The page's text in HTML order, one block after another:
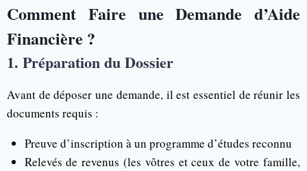
Comment Faire une Demande d’Aide
Financière ?
1. Préparation du Dossier
Avant de déposer une demande, il est essentiel de réunir les
documents requis :
Preuve d’inscription à un programme d’études reconnu
Relevés de revenus (les vôtres et ceux de votre famille,